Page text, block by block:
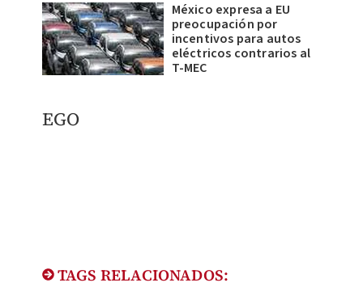
México expresa a EU
preocupación por
incentivos para autos
eléctricos contrarios al
T-MEC
EGO
TAGS RELACIONADOS: